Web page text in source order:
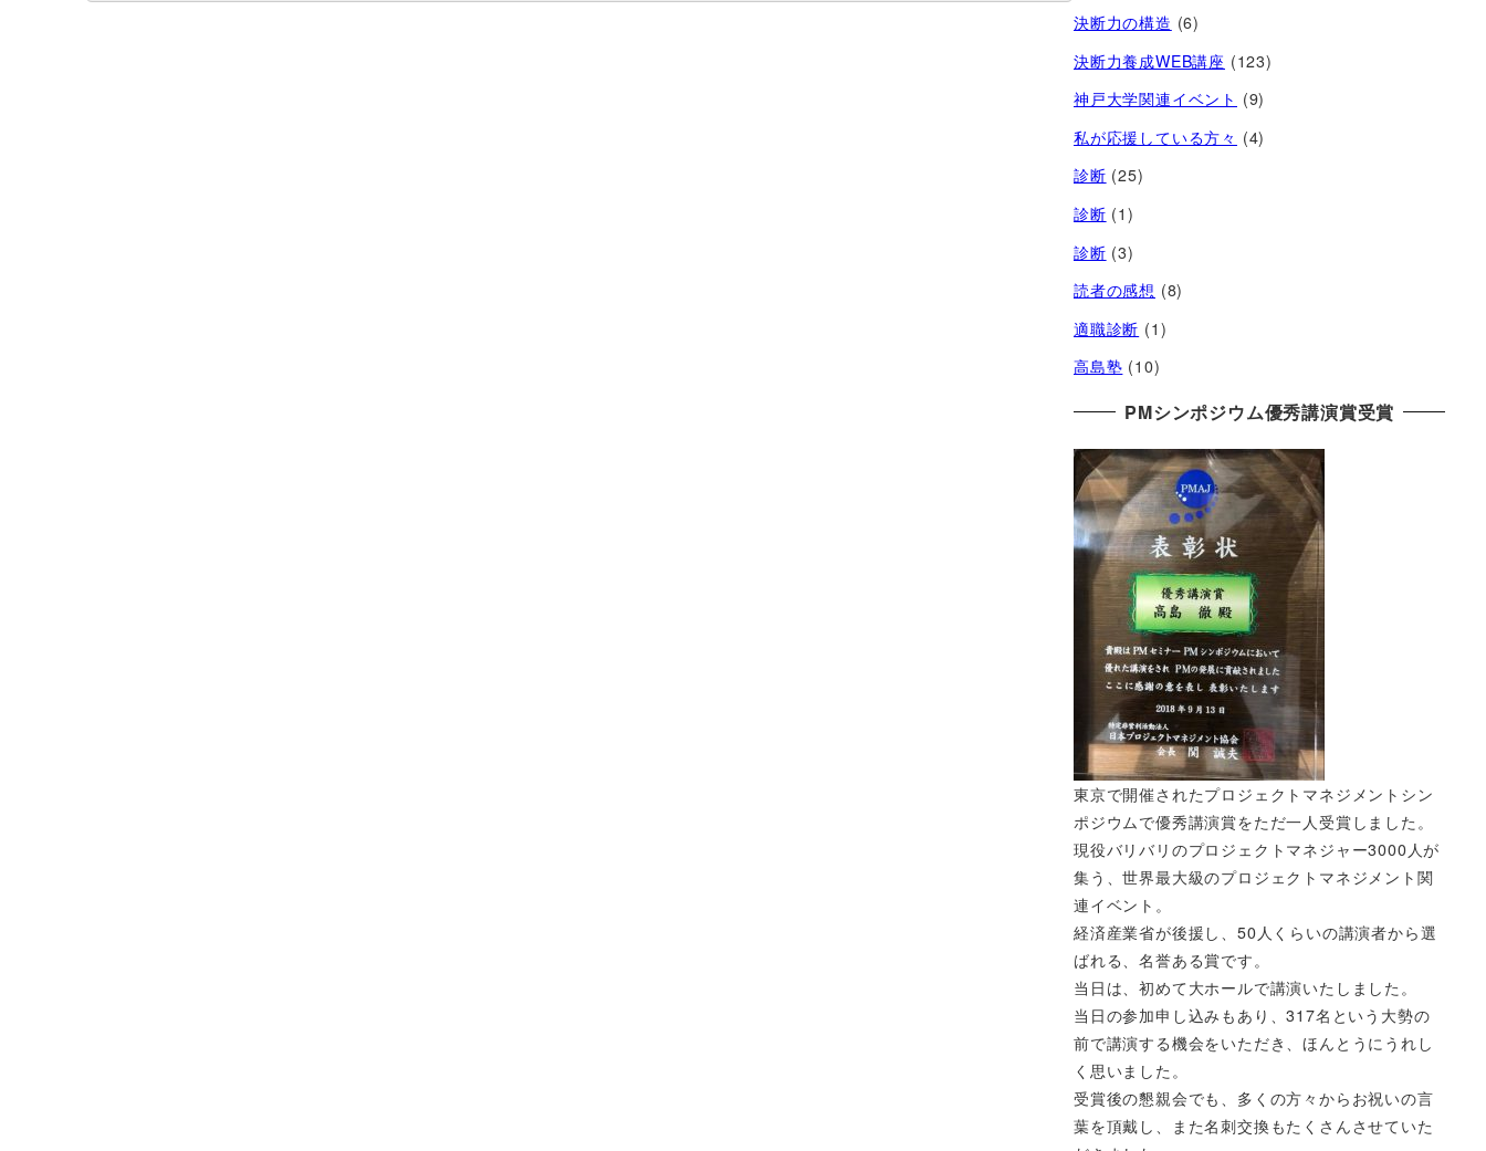
決断力の構造 (6)
決断力養成WEB講座 (123)
神戸大学関連イベント (9)
私が応援している方々 (4)
診断 (25)
診断 (1)
診断 (3)
読者の感想 (8)
適職診断 (1)
高島塾 (10)
PMシンポジウム優秀講演賞受賞
東京で開催されたプロジェクトマネジメントシン
ポジウムで優秀講演賞をただ一人受賞しました。
現役バリバリのプロジェクトマネジャー3000人が
集う、世界最大級のプロジェクトマネジメント関
連イベント。
経済産業省が後援し、50人くらいの講演者から選
ばれる、名誉ある賞です。
当日は、初めて大ホールで講演いたしました。
当日の参加申し込みもあり、317名という大勢の
前で講演する機会をいただき、ほんとうにうれし
く思いました。
受賞後の懇親会でも、多くの方々からお祝いの言
葉を頂戴し、また名刺交換もたくさんさせていた